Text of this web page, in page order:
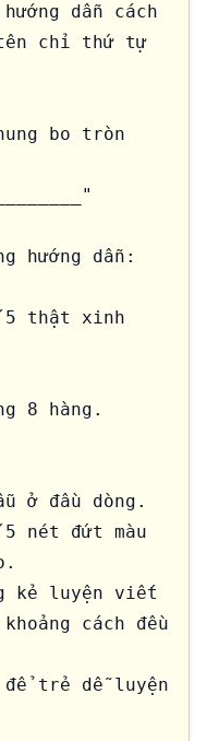
dẫn cách
chỉ thứ tự
bo tròn
hướng dẫn:
5 thật xinh
8 hàng.
ở đầu dòng.
nét đứt màu
kẻ luyện viết
cách đều
để trẻ dễ luyện